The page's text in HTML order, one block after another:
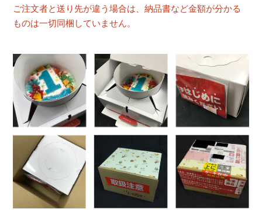
ご注文者と送り先が違う場合は、納品書など金額が分かる
ものは一切同梱していません。